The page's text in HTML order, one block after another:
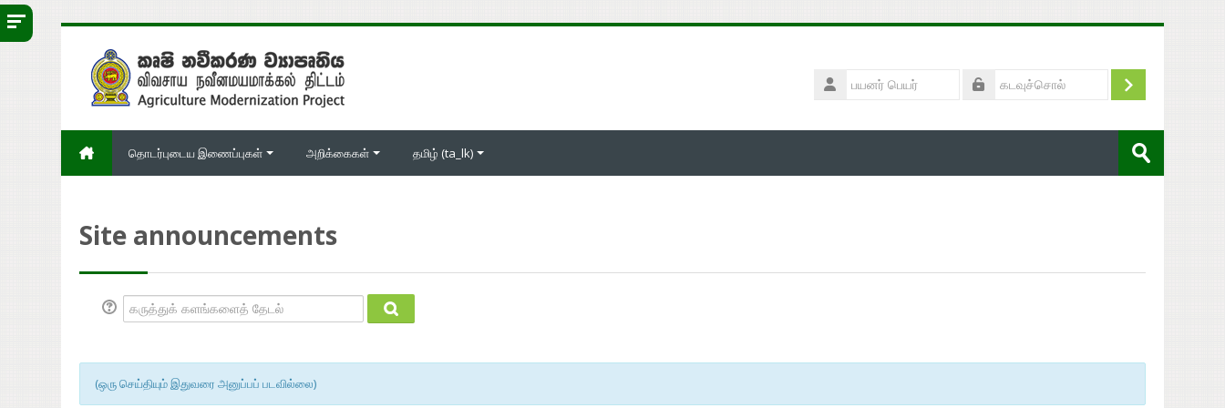
பிரதான உள்ளடக்கத்திற்கு செல்
பயனர்
பெயர்
புகுபதிகை
தொடர்புடைய இணைப்புகள் அறிக்கைகள் தமிழ் ‎(ta_lk)‎ சமர்ப்பி
Site announcements
கருத்துக் களங்களைத் தேடல்
கருத்துக் களங்களைத் தேடல்
(ஒரு செய்தியும் இதுவரை அனுப்பப் படவில்லை)